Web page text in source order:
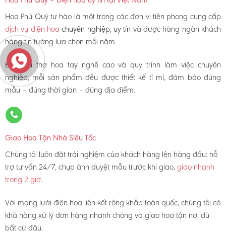
Hoa Phú Quý tự hào là một trong các đơn vị tiên phong cung cấp
dịch vụ điện hoachuyên nghiệp, uy tín và được hàng ngàn khách
hàng tin tưởng lựa chọn mỗi năm.
Đội ngũ thợ hoa tay nghề cao và quy trình làm việc chuyên
nghiệp, mỗi sản phẩm đều được thiết kế tỉ mỉ, đảm bảo đúng
mẫu – đúng thời gian – đúng địa điểm.
Giao Hoa Tận Nhà Siêu Tốc
Chúng tôi luôn đặt trải nghiệm của khách hàng lên hàng đầu: hỗ
trợ tư vấn 24/7, chụp ảnh duyệt mẫu trước khi giao,giao nhanh
trong 2 giờ.
Với mạng lưới điện hoa liên kết rộng khắp toàn quốc, chúng tôi có
khả năng xử lý đơn hàng nhanh chóng và giao hoa tận nơi dù
bất cứ đâu.